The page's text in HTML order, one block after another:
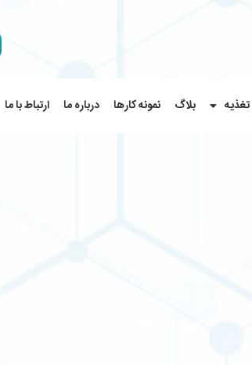
تغذیه بلاگ نمونه کارها درباره ما ارتباط با ما